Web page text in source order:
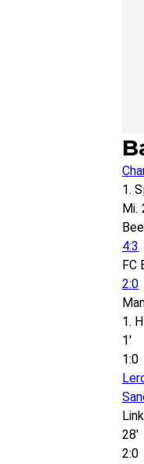
1.
Mi.
4:3
FC
2:0
1.
1'
1:0
28'
2:0